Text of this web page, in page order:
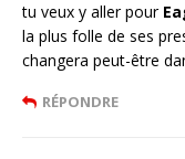
tu veux y aller pour
la plus folle de ses
changera peut-être
RÉPONDRE